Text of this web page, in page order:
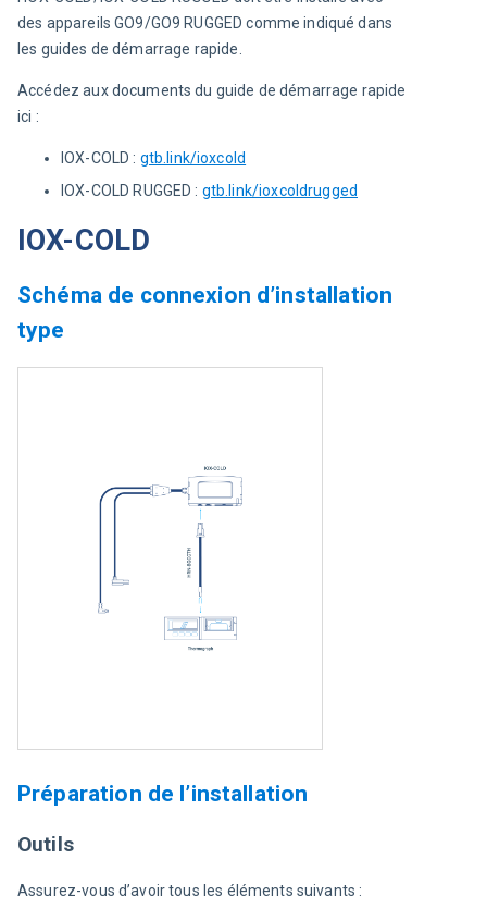
des appareils GO9/GO9 RUGGED comme indiqué dans
les guides de démarrage rapide.
Accédez aux documents du guide de démarrage rapide
ici :
IOX-COLD : gtb.link/ioxcold
IOX-COLD RUGGED : gtb.link/ioxcoldrugged
IOX-COLD
Schéma de connexion d’installation
type
Préparation de l’installation
Outils
Assurez-vous d’avoir tous les éléments suivants :